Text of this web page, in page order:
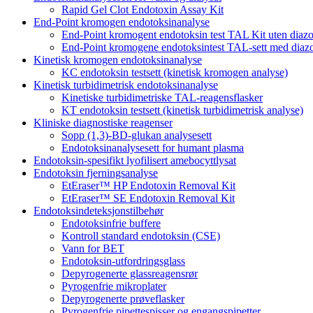
Rapid Gel Clot Endotoxin Assay Kit
End-Point kromogen endotoksinanalyse
End-Point kromogent endotoksin test TAL Kit uten
End-Point kromogene endotoksintest TAL-sett med
Kinetisk kromogen endotoksinanalyse
KC endotoksin testsett (kinetisk kromogen analyse)
Kinetisk turbidimetrisk endotoksinanalyse
Kinetiske turbidimetriske TAL-reagensflasker
KT endotoksin testsett (kinetisk turbidimetrisk analyse)
Kliniske diagnostiske reagenser
Sopp (1,3)-BD-glukan analysesett
Endotoksinanalysesett for humant plasma
Endotoksin-spesifikt lyofilisert amebocyttlysat
Endotoksin fjerningsanalyse
EtEraser™ HP Endotoxin Removal Kit
EtEraser™ SE Endotoxin Removal Kit
Endotoksindeteksjonstilbehør
Endotoksinfrie buffere
Kontroll standard endotoksin (CSE)
Vann for BET
Endotoksin-utfordringsglass
Depyrogenerte glassreagensrør
Pyrogenfrie mikroplater
Depyrogenerte prøveflasker